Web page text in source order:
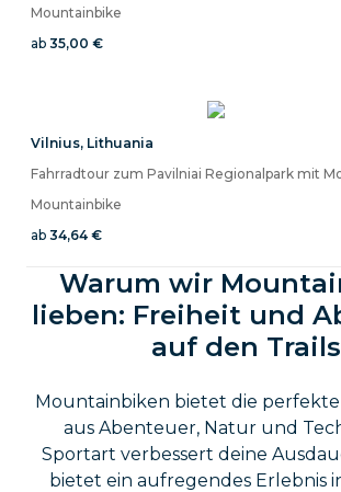
Mountainbike
ab 35,00 €
Vilnius, Lithuania
Fahrradtour zum Pavilniai Regionalpark mit
Mountainbike
ab 34,64 €
Warum wir
lieben: Freiheit und
auf den Trails
Mountainbiken bietet die
aus Abenteuer, Natur und
Sportart verbessert deine
bietet ein aufregendes Erlebnis